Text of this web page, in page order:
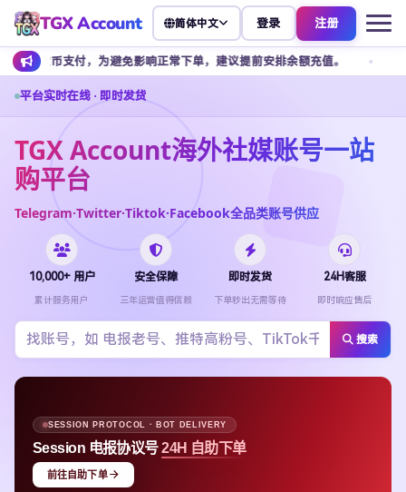
TGX Account 简体中文 登录 注册
避免影响正常下单，建议提前安排余额充值。 客服不接受任何
平台实时在线 · 即时发货
TGX Account海外社媒账号一站
购平台
Telegram·Twitter·Tiktok·Facebook全品类账号供应
10,000+ 用户
累计服务用户
安全保障
三年运营值得信赖
即时发货
下单秒出无需等待
24H客服
即时响应售后
搜索
SESSION PROTOCOL · BOT DELIVERY
Session 电报协议号24H 自助下单
前往自助下单